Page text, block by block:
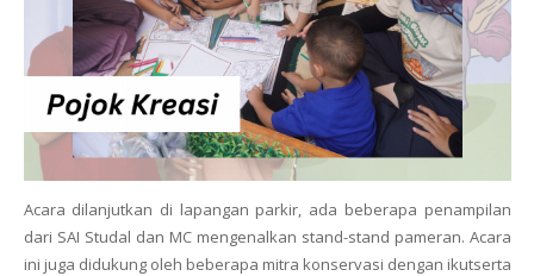
Acara dilanjutkan di lapangan parkir, ada beberapa penampilan
dari SAI Studal dan MC mengenalkan stand-stand pameran. Acara
ini juga didukung oleh beberapa mitra konservasi dengan ikutserta